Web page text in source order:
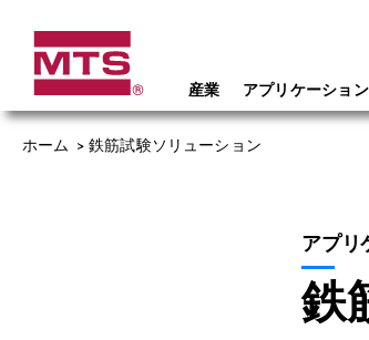
産業 アプリケーション
ホーム >鉄筋試験ソリューション
アプリ
鉄